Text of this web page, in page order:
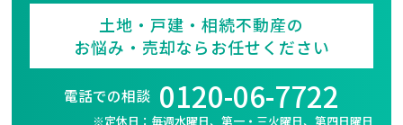
土地・戸建・相続不動産の
お悩み・売却ならお任せください
電話での相談 0120-06-7722
※定休日：毎週水曜日、第一・三火曜日、第四日曜日